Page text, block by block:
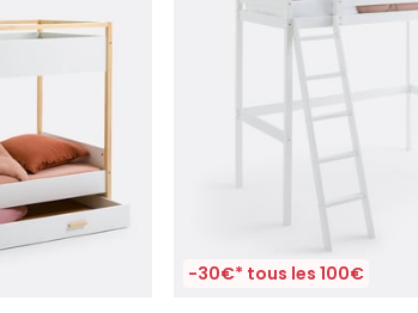
-30€* tous les 100€